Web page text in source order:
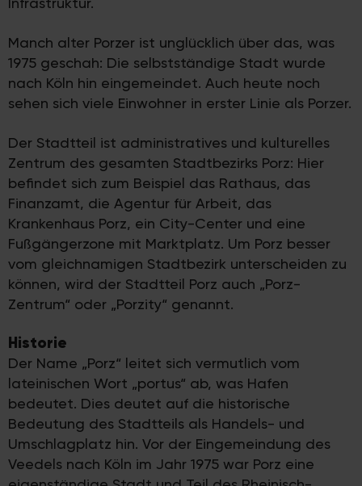
Manch alter Porzer ist unglücklich über das, was
1975 geschah: Die selbstständige Stadt wurde
nach Köln hin eingemeindet. Auch heute noch
sehen sich viele Einwohner in erster Linie als Porzer.
Der Stadtteil ist administratives und kulturelles
Zentrum des gesamten Stadtbezirks Porz: Hier
befindet sich zum Beispiel das Rathaus, das
Finanzamt, die Agentur für Arbeit, das
Krankenhaus Porz, ein City-Center und eine
Fußgängerzone mit Marktplatz. Um Porz besser
vom gleichnamigen Stadtbezirk unterscheiden zu
können, wird der Stadtteil Porz auch „Porz-
Zentrum“ oder „Porzity“ genannt.
Historie
Der Name „Porz“ leitet sich vermutlich vom
lateinischen Wort „portus“ ab, was Hafen
bedeutet. Dies deutet auf die historische
Bedeutung des Stadtteils als Handels- und
Umschlagplatz hin. Vor der Eingemeindung des
Veedels nach Köln im Jahr 1975 war Porz eine